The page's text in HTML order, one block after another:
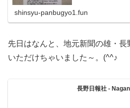
shinsyu-panbugyo1.fun
先日はなんと、地元新聞の雄・
いただけちゃいました～。(^^♪
長野日報社 -